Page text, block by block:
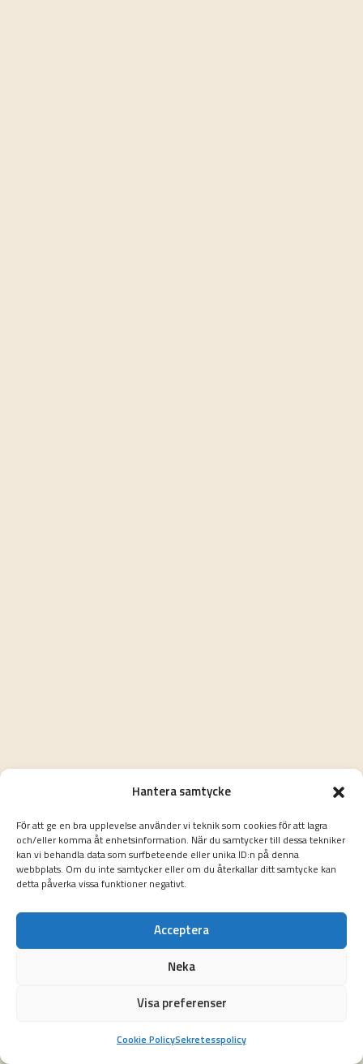
Hantera samtycke
För att ge en bra upplevelse använder vi teknik som cookies för att lagra
och/eller komma åt enhetsinformation. När du samtycker till dessa tekniker
kan vi behandla data som surfbeteende eller unika ID:n på denna
webbplats. Om du inte samtycker eller om du återkallar ditt samtycke kan
detta påverka vissa funktioner negativt.
Acceptera
Neka
Visa preferenser
Cookie PolicySekretesspolicy